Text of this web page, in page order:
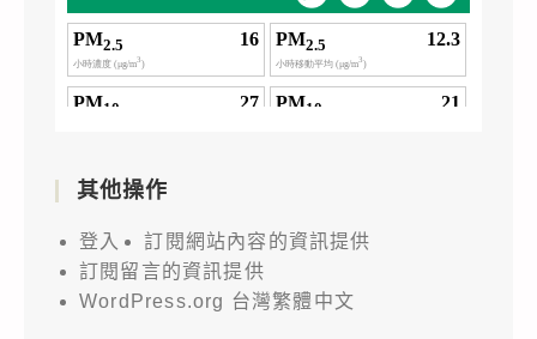
其他操作
登入
訂閱網站內容的資訊提供
訂閱留言的資訊提供
WordPress.org 台灣繁體中文